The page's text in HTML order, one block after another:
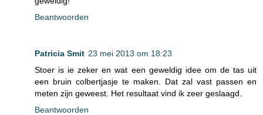
Beantwoorden
Patricia Smit 23 mei 2013 om 18:23
Stoer is ie zeker en wat een geweldig idee om de tas uit
een bruin colbertjasje te maken. Dat zal vast passen en
meten zijn geweest. Het resultaat vind ik zeer geslaagd.
Beantwoorden